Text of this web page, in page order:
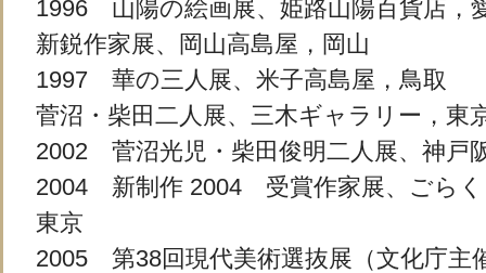
1996 山陽の絵画展、姫路山陽百貨店，
新鋭作家展、岡山高島屋，岡山
1997 華の三人展、米子高島屋，鳥取
菅沼・柴田二人展、三木ギャラリー，東
2002 菅沼光児・柴田俊明二人展、神戸
2004 新制作 2004 受賞作家展、ごらく
東京
2005 第38回現代美術選抜展（文化庁主